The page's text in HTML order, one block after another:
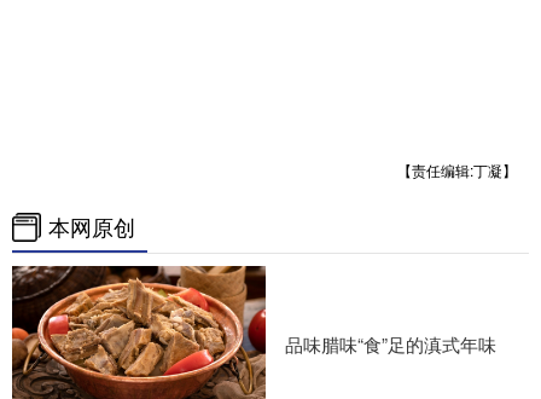
【责任编辑:丁凝】
本网原创
品味腊味“食”足的滇式年味